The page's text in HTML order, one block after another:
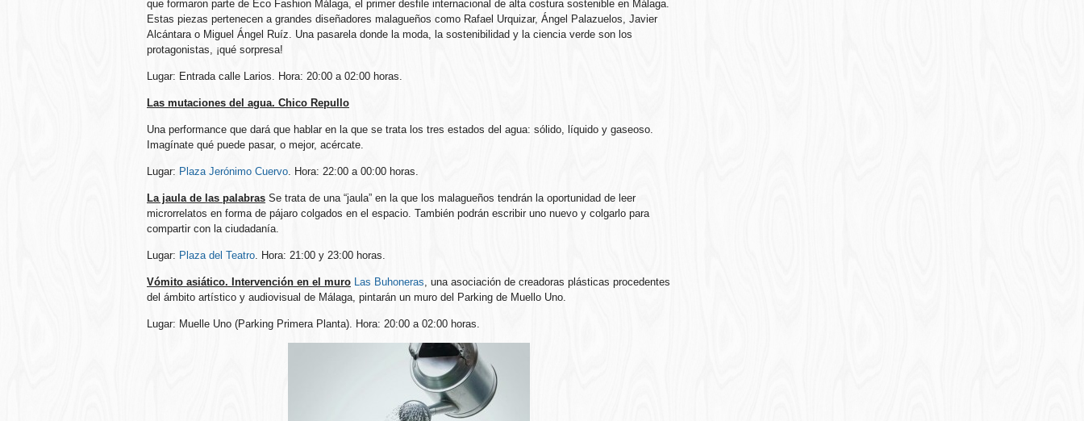
que formaron parte de Eco Fashion Málaga, el primer desfile internacional de alta costura sostenible en Málaga.
Estas piezas pertenecen a grandes diseñadores malagueños como Rafael Urquizar, Ángel Palazuelos, Javier
Alcántara o Miguel Ángel Ruíz. Una pasarela donde la moda, la sostenibilidad y la ciencia verde son los
protagonistas, ¡qué sorpresa!
Lugar: Entrada calle Larios. Hora: 20:00 a 02:00 horas.
Las mutaciones del agua. Chico Repullo
Una performance que dará que hablar en la que se trata los tres estados del agua: sólido, líquido y gaseoso.
Imagínate qué puede pasar, o mejor, acércate.
Lugar: Plaza Jerónimo Cuervo. Hora: 22:00 a 00:00 horas.
La jaula de las palabras Se trata de una “jaula” en la que los malagueños tendrán la oportunidad de leer
microrrelatos en forma de pájaro colgados en el espacio. También podrán escribir uno nuevo y colgarlo para
compartir con la ciudadanía.
Lugar: Plaza del Teatro. Hora: 21:00 y 23:00 horas.
Vómito asiático. Intervención en el muro Las Buhoneras, una asociación de creadoras plásticas procedentes
del ámbito artístico y audiovisual de Málaga, pintarán un muro del Parking de Muello Uno.
Lugar: Muelle Uno (Parking Primera Planta). Hora: 20:00 a 02:00 horas.